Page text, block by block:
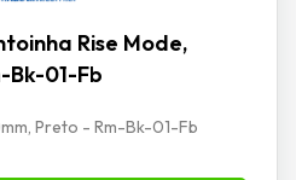
Rise Mode,
Bk-01-Fb
Preto - Rm-Bk-01-Fb